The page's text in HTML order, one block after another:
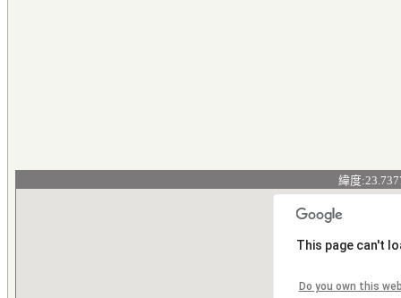
緯度
This page can't
Do you own this